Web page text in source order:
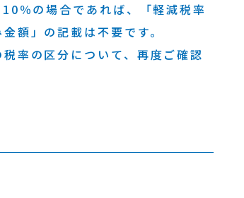
％の場合であれば、「軽減税率
額」の記載は不要です。
率の区分について、再度ご確認